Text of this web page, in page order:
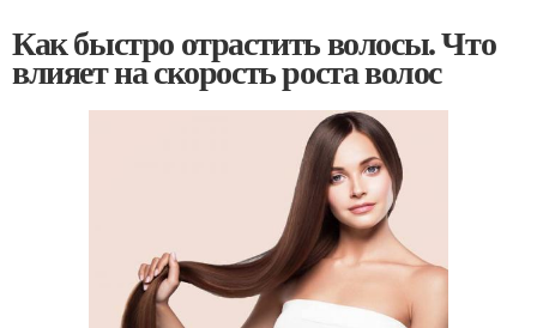
Как быстро отрастить волосы. Что
влияет на скорость роста волос